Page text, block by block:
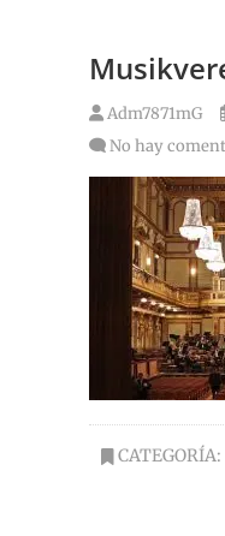
Adm7871mG
No hay
CATEGORÍA: